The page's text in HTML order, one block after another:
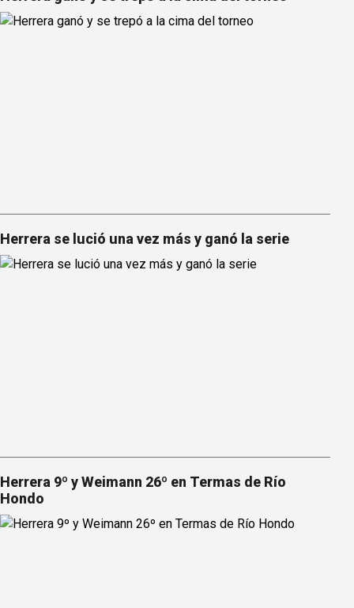
Herrera se lució una vez más y ganó la serie
Herrera 9º y Weimann 26º en Termas de Río
Hondo